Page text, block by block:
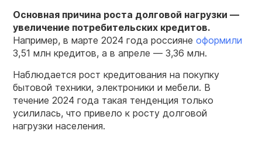
Основная причина роста долговой нагрузки —
увеличение потребительских кредитов.
Например, в марте 2024 года россияне оформили
3,51 млн кредитов, а в апреле — 3,36 млн.
Наблюдается рост кредитования на покупку
бытовой техники, электроники и мебели. В
течение 2024 года такая тенденция только
усилилась, что привело к росту долговой
нагрузки населения.